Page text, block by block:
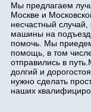
Мы предлагаем
Москве и
несчастный
машины на
помочь. Мы
помощь, в том
отправились в
долгий и
нужно сделать
наших